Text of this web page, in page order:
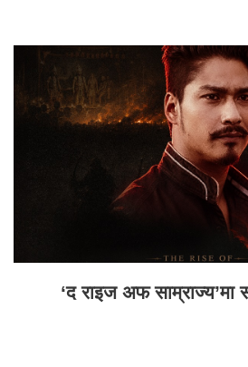
‘द राइज अफ साम्राज्य’मा